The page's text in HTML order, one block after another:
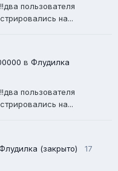
пользователя
на...
в Флудилка
пользователя
на...
(закрыто)
17